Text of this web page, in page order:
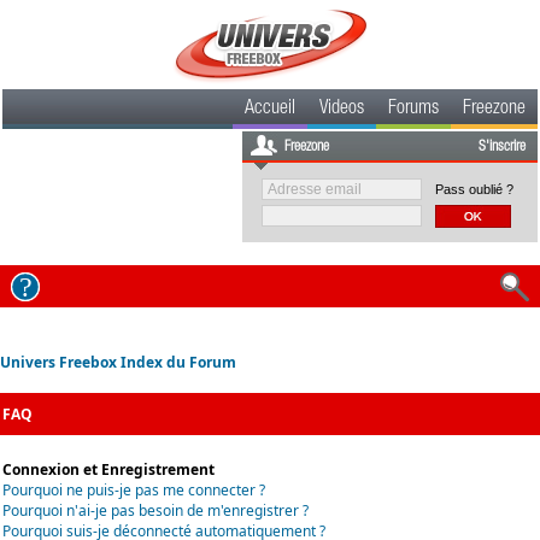
Accueil Videos Forums Freezone
Freezone S'inscrire
Pass oublié ?
Univers Freebox Index du Forum
FAQ
Connexion et Enregistrement
Pourquoi ne puis-je pas me connecter ?
Pourquoi n'ai-je pas besoin de m'enregistrer ?
Pourquoi suis-je déconnecté automatiquement ?